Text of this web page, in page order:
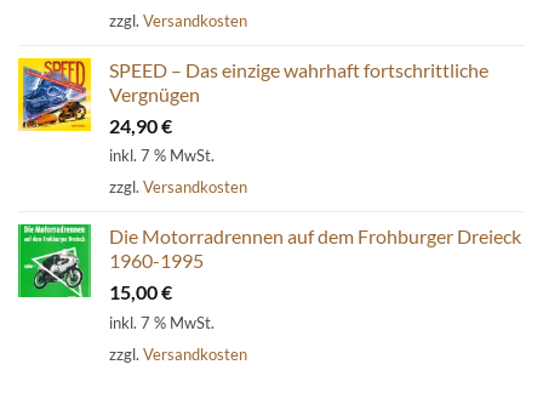
zzgl. Versandkosten
SPEED – Das einzige wahrhaft fortschrittliche
Vergnügen
24,90€
inkl. 7 % MwSt.
zzgl. Versandkosten
Die Motorradrennen auf dem Frohburger Dreieck
1960-1995
15,00€
inkl. 7 % MwSt.
zzgl. Versandkosten